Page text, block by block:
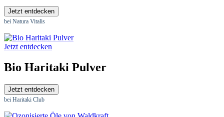
Jetzt entdecken
bei Natura Vitalis
Jetzt entdecken
Bio Haritaki Pulver
Jetzt entdecken
bei Haritaki Club